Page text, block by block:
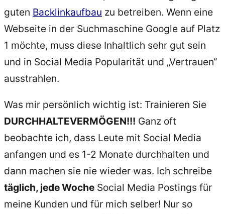
guten Backlinkaufbau zu betreiben. Wenn eine
Webseite in der Suchmaschine Google auf Platz
1 möchte, muss diese Inhaltlich sehr gut sein
und in Social Media Popularität und „Vertrauen“
ausstrahlen.
Was mir persönlich wichtig ist: Trainieren Sie
DURCHHALTEVERMÖGEN!!! Ganz oft
beobachte ich, dass Leute mit Social Media
anfangen und es 1-2 Monate durchhalten und
dann machen sie nie wieder was. Ich schreibe
täglich, jede Woche Social Media Postings für
meine Kunden und für mich selber! Nur so